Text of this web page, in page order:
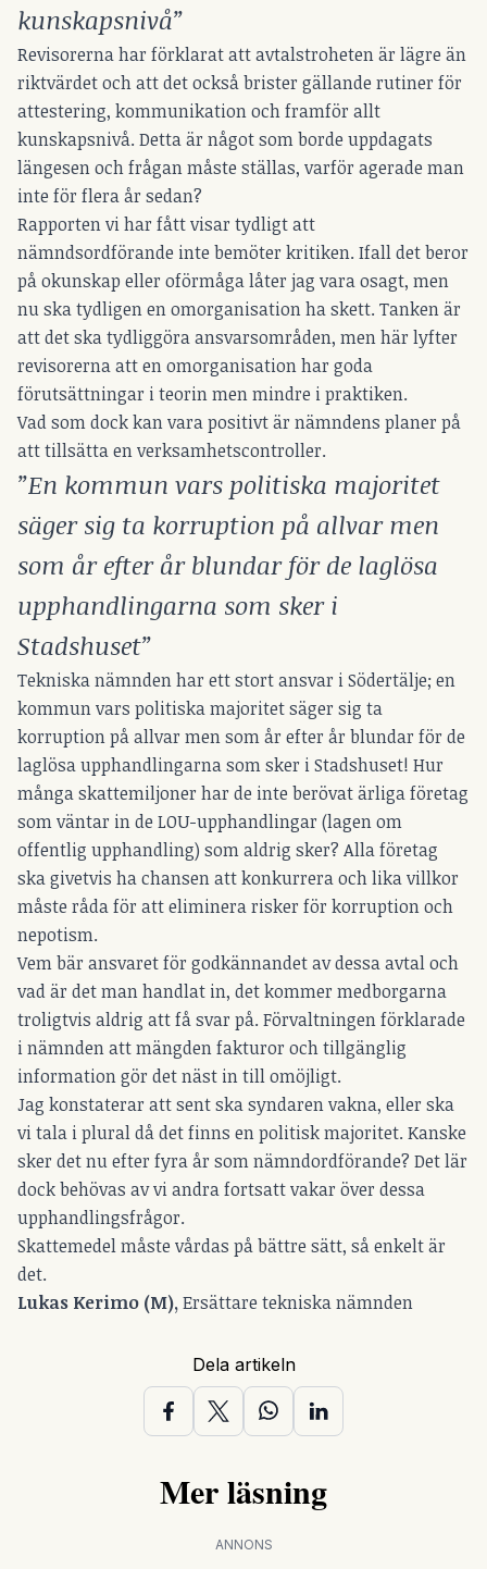
kunskapsnivå”
Revisorerna har förklarat att avtalstroheten är lägre än
riktvärdet och att det också brister gällande rutiner för
attestering, kommunikation och framför allt
kunskapsnivå. Detta är något som borde uppdagats
längesen och frågan måste ställas, varför agerade man
inte för flera år sedan?
Rapporten vi har fått visar tydligt att
nämndsordförande inte bemöter kritiken. Ifall det beror
på okunskap eller oförmåga låter jag vara osagt, men
nu ska tydligen en omorganisation ha skett. Tanken är
att det ska tydliggöra ansvarsområden, men här lyfter
revisorerna att en omorganisation har goda
förutsättningar i teorin men mindre i praktiken.
Vad som dock kan vara positivt är nämndens planer på
att tillsätta en verksamhetscontroller.
”En kommun vars politiska majoritet
säger sig ta korruption på allvar men
som år efter år blundar för de laglösa
upphandlingarna som sker i
Stadshuset”
Tekniska nämnden har ett stort ansvar i Södertälje; en
kommun vars politiska majoritet säger sig ta
korruption på allvar men som år efter år blundar för de
laglösa upphandlingarna som sker i Stadshuset! Hur
många skattemiljoner har de inte berövat ärliga företag
som väntar in de LOU-upphandlingar (lagen om
offentlig upphandling) som aldrig sker? Alla företag
ska givetvis ha chansen att konkurrera och lika villkor
måste råda för att eliminera risker för korruption och
nepotism.
Vem bär ansvaret för godkännandet av dessa avtal och
vad är det man handlat in, det kommer medborgarna
troligtvis aldrig att få svar på. Förvaltningen förklarade
i nämnden att mängden fakturor och tillgänglig
information gör det näst in till omöjligt.
Jag konstaterar att sent ska syndaren vakna, eller ska
vi tala i plural då det finns en politisk majoritet. Kanske
sker det nu efter fyra år som nämndordförande? Det lär
dock behövas av vi andra fortsatt vakar över dessa
upphandlingsfrågor.
Skattemedel måste vårdas på bättre sätt, så enkelt är
det.
Lukas Kerimo (M),Ersättare tekniska nämnden
Dela artikeln
Mer läsning
ANNONS